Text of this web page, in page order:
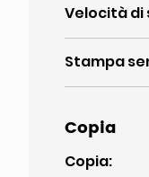
Velocità di
Stampa
Copia
Copia: